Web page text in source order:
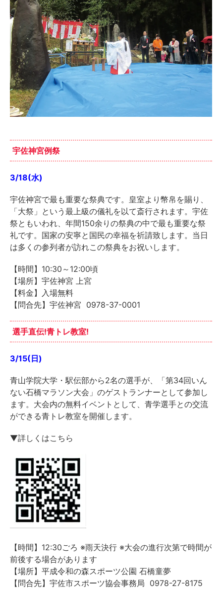
宇佐神宮例祭
3/18(水)
宇佐神宮で最も重要な祭典です。皇室より幣帛を賜り、
「大祭」という最上級の儀礼を以て斎行されます。宇佐
祭ともいわれ、年間150余りの祭典の中で最も重要な祭
礼です。国家の安寧と国民の幸福を祈請致します。当日
は多くの参列者が訪れこの祭典をお祝いします。
【時間】10:30～12:00頃
【場所】宇佐神宮 上宮
【料金】入場無料
【問合先】宇佐神宮 0978-37-0001
選手直伝!青トレ教室!
3/15(日)
青山学院大学・駅伝部から2名の選手が、「第34回いん
ない石橋マラソン大会」のゲストランナーとして参加し
ます。大会内の無料イベントとして、青学選手との交流
ができる青トレ教室を開催します。
▼詳しくはこちら
【時間】12:30ごろ ※雨天決行 ※大会の進行次第で時間が
前後する場合があります
【場所】平成令和の森スポーツ公園 石橋童夢
【問合先】宇佐市スポーツ協会事務局 0978-27-8175